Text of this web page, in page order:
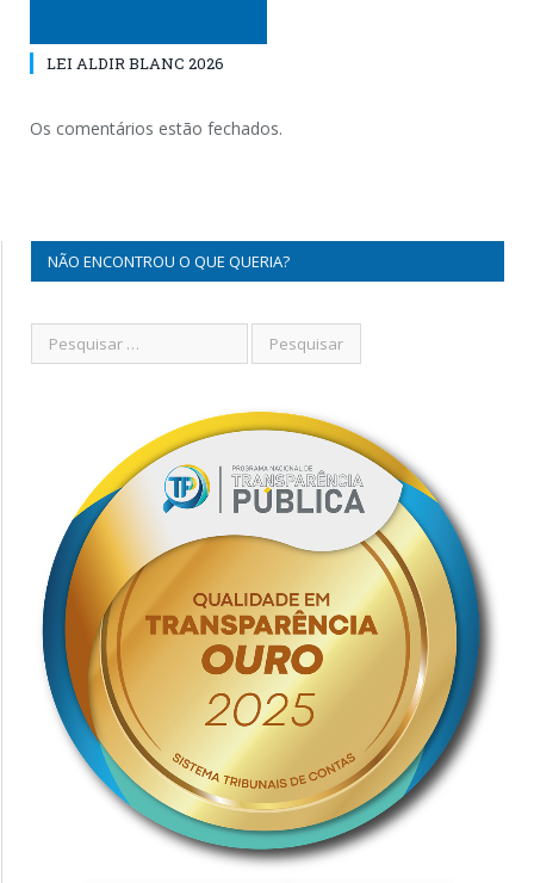
LEI ALDIR BLANC 2026
Os comentários estão fechados.
NÃO ENCONTROU O QUE QUERIA?